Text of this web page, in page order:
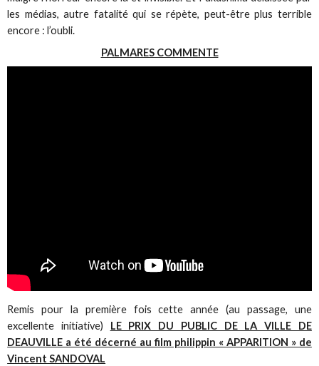
les médias, autre fatalité qui se répète, peut-être plus terrible
encore : l’oubli.
PALMARES COMMENTE
Remis pour la première fois cette année (au passage, une
excellente initiative) LE PRIX DU PUBLIC DE LA VILLE DE
DEAUVILLE a été décerné au film philippin « APPARITION » de
Vincent SANDOVAL